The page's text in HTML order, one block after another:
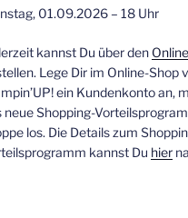
01.09.2026 – 18 Uhr
kannst Du über den
Lege Dir im Online-Shop
ein Kundenkonto an,
neue Shopping-
los. Die Details zum
kannst Du hier